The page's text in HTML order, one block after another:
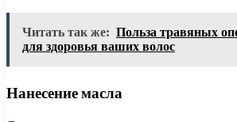
Читать так же: Польза травяных
для здоровья ваших волос
Нанесение масла